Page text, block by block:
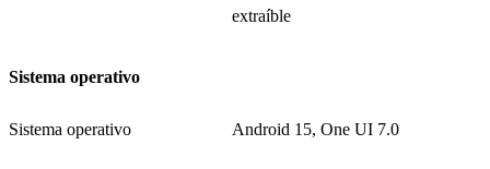
extraíble
Sistema operativo
Sistema operativo Android 15, One UI 7.0